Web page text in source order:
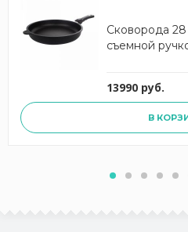
Сковорода
съемной
13990 руб.
В